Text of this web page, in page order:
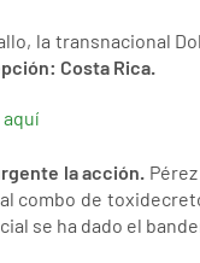
la transnacional
Costa Rica.
aquí
la acción.
combo de
se ha dado el